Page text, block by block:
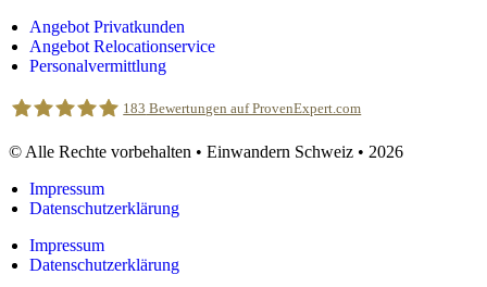
Angebot Privatkunden
Angebot Relocationservice
Personalvermittlung
183 Bewertungen auf ProvenExpert.com
© Alle Rechte vorbehalten • Einwandern Schweiz • 2026
Impressum
Datenschutzerklärung
Impressum
Datenschutzerklärung